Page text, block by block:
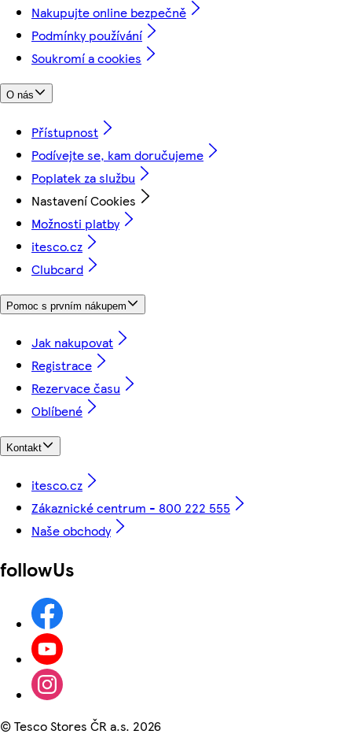
Nakupujte online bezpečně
Podmínky používání
Soukromí a cookies
O nás
Přístupnost
Podívejte se, kam doručujeme
Poplatek za službu
Nastavení Cookies
Možnosti platby
itesco.cz
Clubcard
Pomoc s prvním nákupem
Jak nakupovat
Registrace
Rezervace času
Oblíbené
Kontakt
itesco.cz
Zákaznické centrum - 800 222 555
Naše obchody
followUs
©Tesco Stores ČR a.s. 2026